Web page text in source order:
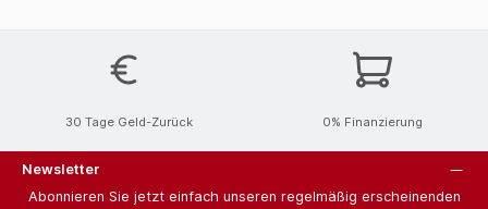
30 Tage Geld-Zurück 0% Finanzierung
Newsletter
Abonnieren Sie jetzt einfach unseren regelmäßig erscheinenden